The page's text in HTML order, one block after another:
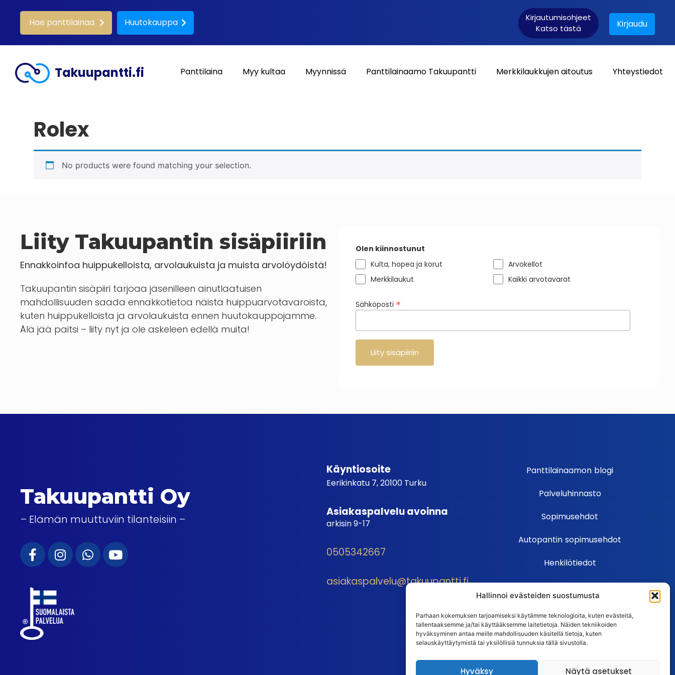
Hallinnoi evästeiden suostumusta
Parhaan kokemuksen tarjoamiseksi käytämme teknologioita, kuten evästeitä,
tallentaaksemme ja/tai käyttääksemme laitetietoja. Näiden tekniikoiden
hyväksyminen antaa meille mahdollisuuden käsitellä tietoja, kuten
selauskäyttäytymistä tai yksilöllisiä tunnuksia tällä sivustolla.
Hyväksy Näytä asetukset
Hae panttilainaa Huutokauppa Kirjautumisohjeet
Katso tästä Kirjaudu
Takuupantti.fi Panttilaina Myy kultaa Myynnissä Panttilainaamo Takuupantti Merkkilaukkujen aitoutus Yhteystiedot
Rolex
No products were found matching your selection.
Liity Takuupantin sisäpiiriin
Ennakkoinfoa huippukelloista, arvolaukuista ja muista arvolöydöistä!
Takuupantin sisäpiiri tarjoaa jäsenilleen ainutlaatuisen
mahdollisuuden saada ennakkotietoa näistä huippuarvotavaroista,
kuten huippukelloista ja arvolaukuista ennen huutokauppojamme.
Älä jää paitsi – liity nyt ja ole askeleen edellä muita!
Olen kiinnostunut
Kulta, hopea ja korut
Arvokellot
Merkkilaukut
Kaikki arvotavarat
Sähköposti *
Takuupantti Oy
– Elämän muuttuviin tilanteisiin –
Käyntiosoite
Eerikinkatu 7, 20100 Turku
Asiakaspalvelu avoinna
arkisin 9-17
0505342667
asiakaspalvelu@takuupantti.fi
Panttilainaamon blogi
Palveluhinnasto
Sopimusehdot
Autopantin sopimusehdot
Henkilötiedot
Ehdot
Usein kysytyt kysymykset